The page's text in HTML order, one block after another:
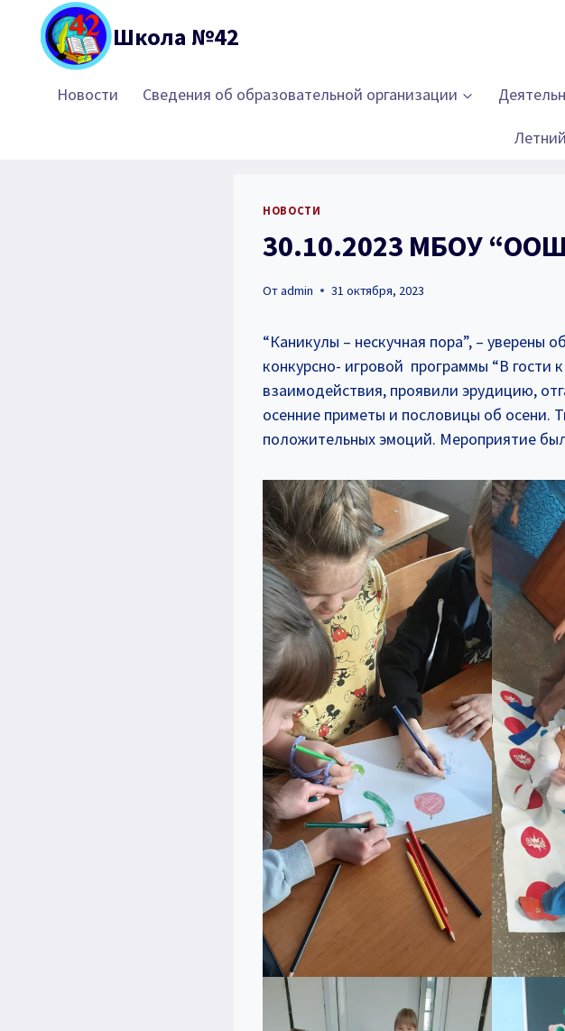
Перейти
содержимому
Школа №42
Новости Сведения об образовательной организации
НОВОСТИ
30.10.2023 МБОУ
Отadmin 31 октября, 2023
“Каникулы – нескучная пора”, –
конкурсно- игровой программы “В гости
взаимодействия, проявили эрудицию,
осенние приметы и пословицы об осени.
положительных эмоций. Мероприятие